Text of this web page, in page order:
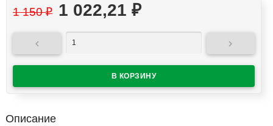
1 150₽ 1 022,21 ₽
 
Описание